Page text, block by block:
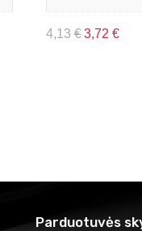
4,13€ 3,72 €
Parduotuvės